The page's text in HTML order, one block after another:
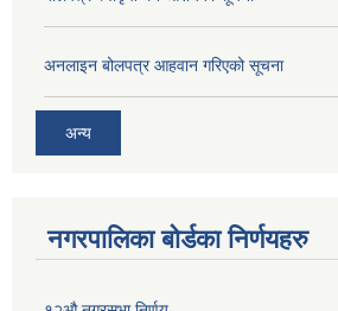
अनलाइन बोलपत्र आहवान गरिएको सूचना
अन्य
नगरपालिका बोर्डका निर्णयहरु